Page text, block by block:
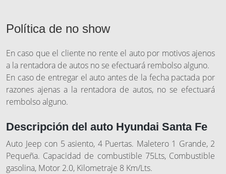
Política de no show
En caso que el cliente no rente el auto por motivos ajenos
a la rentadora de autos no se efectuará rembolso alguno.
En caso de entregar el auto antes de la fecha pactada por
razones ajenas a la rentadora de autos, no se efectuará
rembolso alguno.
Descripción del auto Hyundai Santa Fe
Auto Jeep con 5 asiento, 4 Puertas. Maletero 1 Grande, 2
Pequeña. Capacidad de combustible 75Lts, Combustible
gasolina, Motor 2.0, Kilometraje 8 Km/Lts.